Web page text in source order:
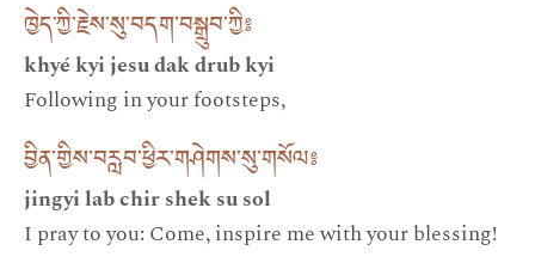
ཁྱེད་ཀྱི་རྗེས་སུ་བདག་བསྒྲུབ་ཀྱི༔
khyé kyi jesu dak drub kyi
Following in your footsteps,
བྱིན་གྱིས་བརླབ་ཕྱིར་གཤེགས་སུ་གསོལ༔
jingyi lab chir shek su sol
I pray to you: Come, inspire me with your blessing!